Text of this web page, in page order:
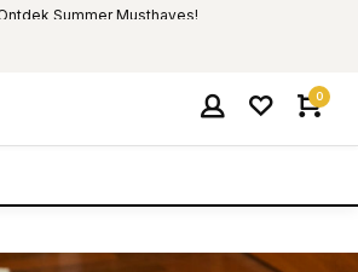
Summer Musthaves!
0